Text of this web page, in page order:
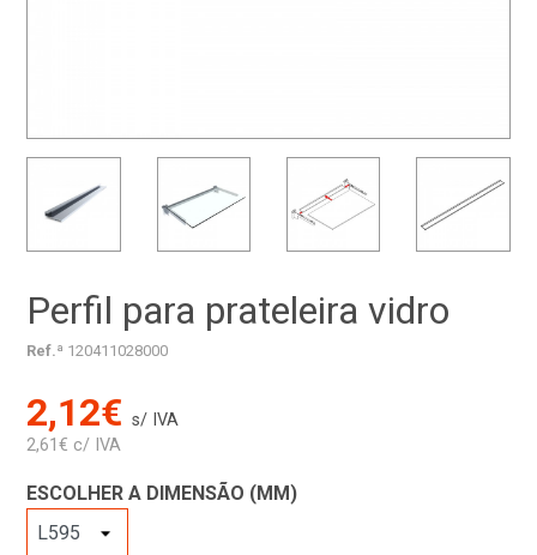
Perfil para prateleira vidro
Ref.ª 120411028000
2,12€ s/ IVA
2,61€ c/ IVA
ESCOLHER A DIMENSÃO (MM)